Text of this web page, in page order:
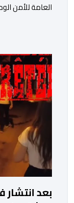
العامة للأمن
فيها فروع
والحرائق
السمومية.وكانت
″The ANSI National Accreditation Board″، المختصة […]
بعد